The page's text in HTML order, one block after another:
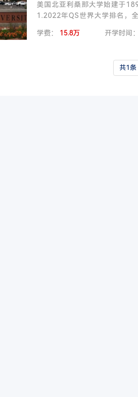
美国北亚利桑那大学始建于
1.2022年QS世界大学排名，
学费： 15.8万 开学时间：
共1条